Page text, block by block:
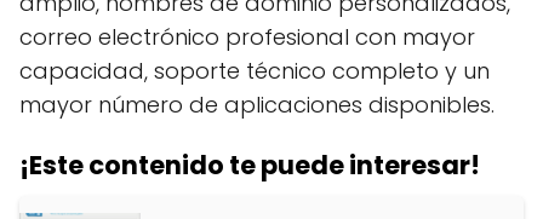
correo electrónico profesional con mayor
capacidad, soporte técnico completo y un
mayor número de aplicaciones disponibles.
¡Este contenido te puede interesar!